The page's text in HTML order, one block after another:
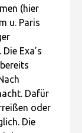
(hier
u. Paris
Exa’s
Dafür
oder
Die